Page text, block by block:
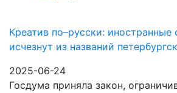
Креатив по–русски: иностранные
исчезнут из названий
2025-06-24
Госдума приняла закон,